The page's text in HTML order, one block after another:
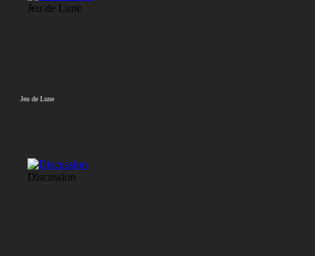
Jeu de Lune
Jeu de Lune
Discussion